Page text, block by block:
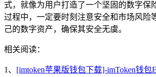
式，就像为用户打造了一个坚固的数字保
过程中，一定要时刻注意安全和市场风险
己的数字资产，确保其安全无虞。
相关阅读：
1、 [imtoken苹果版钱包下载]-imToken钱包